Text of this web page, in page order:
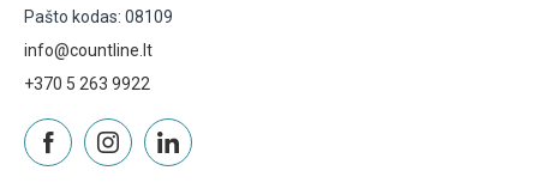
Pašto kodas: 08109
info@countline.lt
+370 5 263 9922